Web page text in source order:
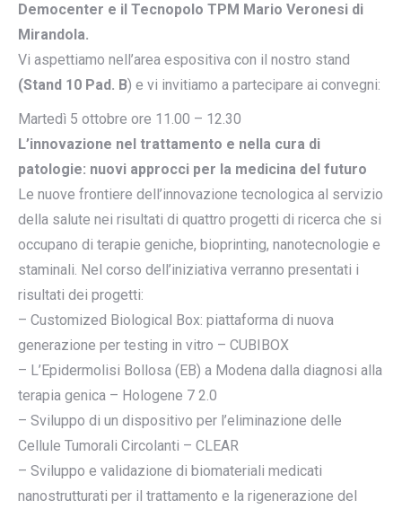
Democenter e il Tecnopolo TPM Mario Veronesi di
Mirandola.
Vi aspettiamo nell’area espositiva con il nostro stand
(Stand 10 Pad. B) e vi invitiamo a partecipare ai convegni:
Martedì 5 ottobre ore 11.00 – 12.30
L’innovazione nel trattamento e nella cura di
patologie: nuovi approcci per la medicina del futuro
Le nuove frontiere dell’innovazione tecnologica al servizio
della salute nei risultati di quattro progetti di ricerca che si
occupano di terapie geniche, bioprinting, nanotecnologie e
staminali. Nel corso dell’iniziativa verranno presentati i
risultati dei progetti:
– Customized Biological Box: piattaforma di nuova
generazione per testing in vitro – CUBIBOX
– L’Epidermolisi Bollosa (EB) a Modena dalla diagnosi alla
terapia genica – Hologene 7 2.0
– Sviluppo di un dispositivo per l’eliminazione delle
Cellule Tumorali Circolanti – CLEAR
– Sviluppo e validazione di biomateriali medicati
nanostrutturati per il trattamento e la rigenerazione del